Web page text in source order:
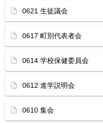
0621 生徒議会
0617 町別代表者会
0614 学校保健委員会
0612 進学説明会
0610 集会